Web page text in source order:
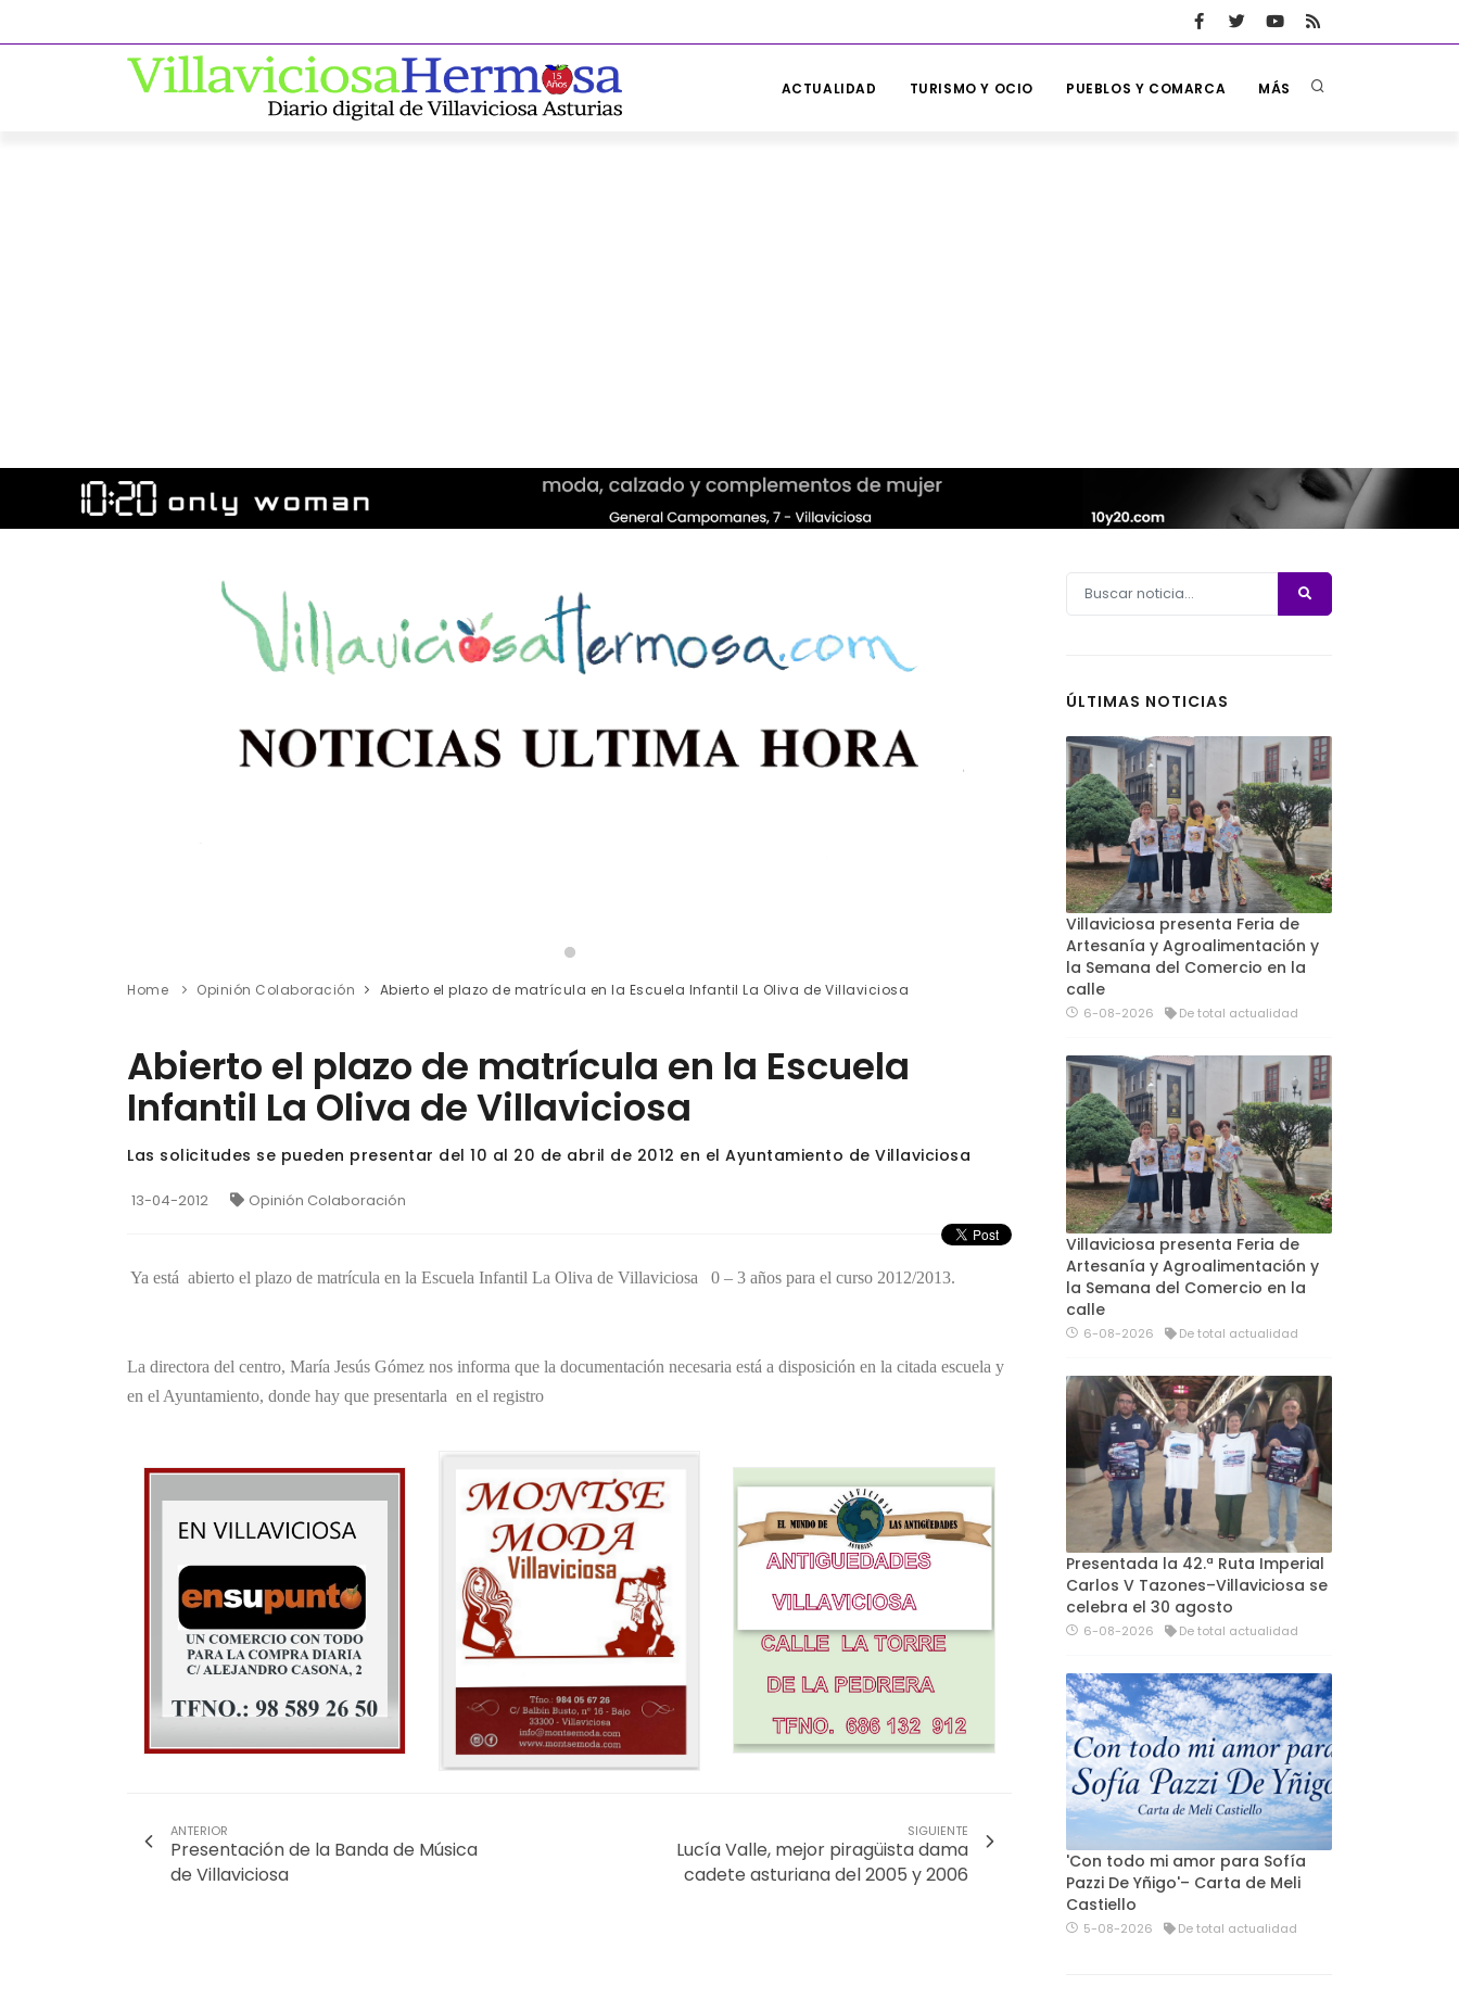
ACTUALIDAD TURISMO Y OCIO PUEBLOS Y COMARCA MÁS
Home Opinión Colaboración Abierto el plazo de matrícula en la Escuela Infantil La Oliva de Villaviciosa
Abierto el plazo de matrícula en la Escuela
Infantil La Oliva de Villaviciosa
Las solicitudes se pueden presentar del 10 al 20 de abril de 2012 en el Ayuntamiento de Villaviciosa
13-04-2012 Opinión Colaboración
Ya está abierto el plazo de matrícula en la Escuela Infantil La Oliva de Villaviciosa 0 – 3 años para el curso 2012/2013.
La directora del centro, María Jesús Gómez nos informa que la documentación necesaria está a disposición en la citada escuela y
en el Ayuntamiento, donde hay que presentarla en el registro
ANTERIOR
Presentación de la Banda de Música
de Villaviciosa
SIGUIENTE
Lucía Valle, mejor piragüista dama
cadete asturiana del 2005 y 2006
ÚLTIMAS NOTICIAS
Villaviciosa presenta Feria de
Artesanía y Agroalimentación y
la Semana del Comercio en la
calle
6-08-2026 De total actualidad
Villaviciosa presenta Feria de
Artesanía y Agroalimentación y
la Semana del Comercio en la
calle
6-08-2026 De total actualidad
Presentada la 42.ª Ruta Imperial
Carlos V Tazones–Villaviciosa se
celebra el 30 agosto
6-08-2026 De total actualidad
'Con todo mi amor para Sofía
Pazzi De Yñigo'– Carta de Meli
Castiello
5-08-2026 De total actualidad